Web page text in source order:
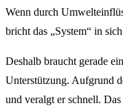
Wenn durch
bricht das „System“ in
Deshalb braucht gerade
Unterstützung. Aufgrund
und veralgt er schnell.